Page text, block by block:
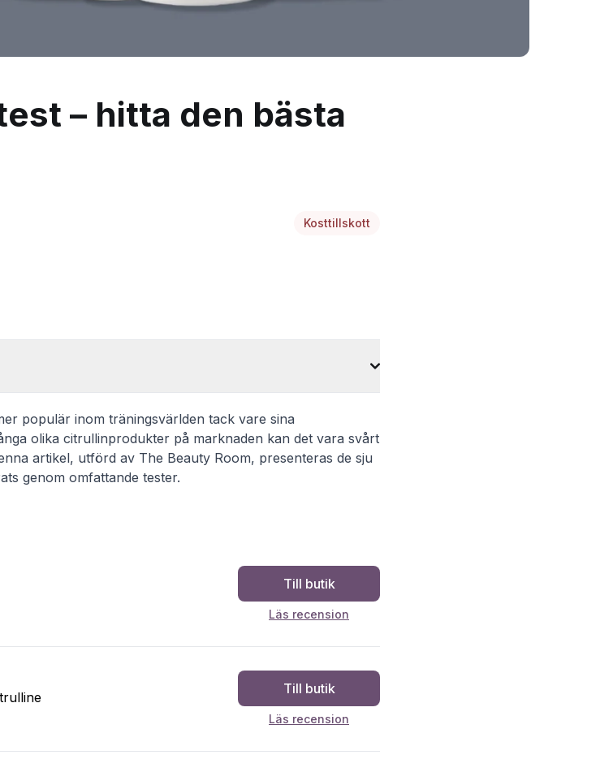
– hitta den bästa
Kosttillskott
populär inom träningsvärlden tack vare sina
olika citrullinprodukter på marknaden kan det vara svårt
artikel, utförd av The Beauty Room, presenteras de sju
genom omfattande tester.
Till butik
Läs recension
Till butik
Läs recension